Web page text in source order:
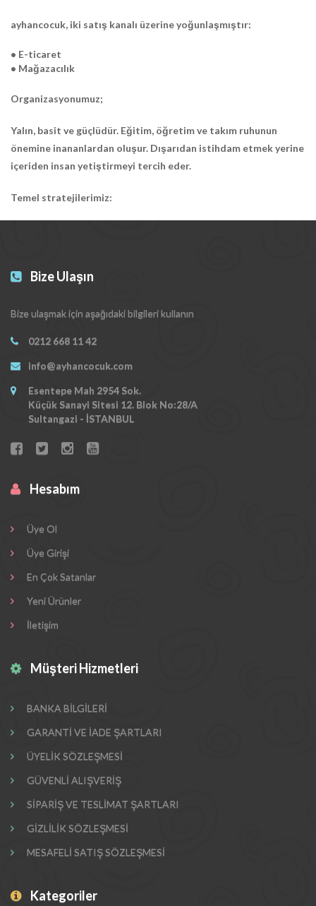
ayhancocuk, iki satış kanalı üzerine yoğunlaşmıştır:
• E-ticaret
• Mağazacılık
Organizasyonumuz;
Yalın, basit ve güçlüdür. Eğitim, öğretim ve takım ruhunun
önemine inananlardan oluşur. Dışarıdan istihdam etmek yerine
içeriden insan yetiştirmeyi tercih eder.
Temel stratejilerimiz:
Bize Ulaşın
Bize ulaşmak için aşağıdaki bilgileri kullanın
0212 668 11 42
info@ayhancocuk.com
Esentepe Mah 2954 Sok.
Küçük Sanayi Sitesi 12. Blok No:28/A
Sultangazi - İSTANBUL
Hesabım
Üye Ol
Üye Girişi
En Çok Satanlar
Yeni Ürünler
İletişim
Müşteri Hizmetleri
BANKA BİLGİLERİ
GARANTİ VE İADE ŞARTLARI
ÜYELİK SÖZLEŞMESİ
GÜVENLİ ALIŞVERİŞ
SİPARİŞ VE TESLİMAT ŞARTLARI
GİZLİLİK SÖZLEŞMESİ
MESAFELİ SATIŞ SÖZLEŞMESİ
Kategoriler